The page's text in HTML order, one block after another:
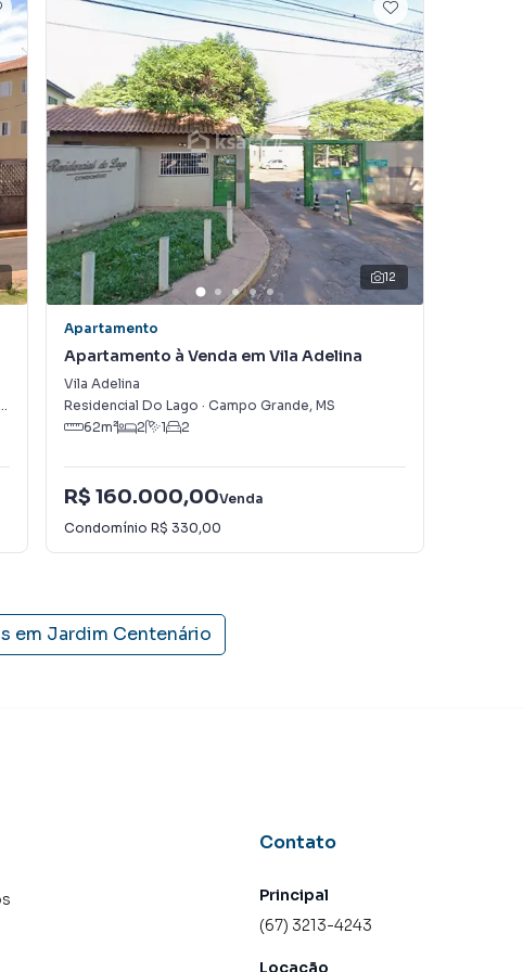
aumenta muito o número de contatos interessados
vender ou alugar seu imóvel mais rápido. Contamos
treinados e uma central de atendimento
MS
12
Apartamento
Apartamento à Venda em Vila Adelina
Vila Adelina
Residencial Do Lago · Campo Grande, MS
62m² 2 1 2
R$ 160.000,00Venda
Condomínio R$ 330,00
em Jardim Centenário
Contato
Principal
(67) 3213-4243
Locação